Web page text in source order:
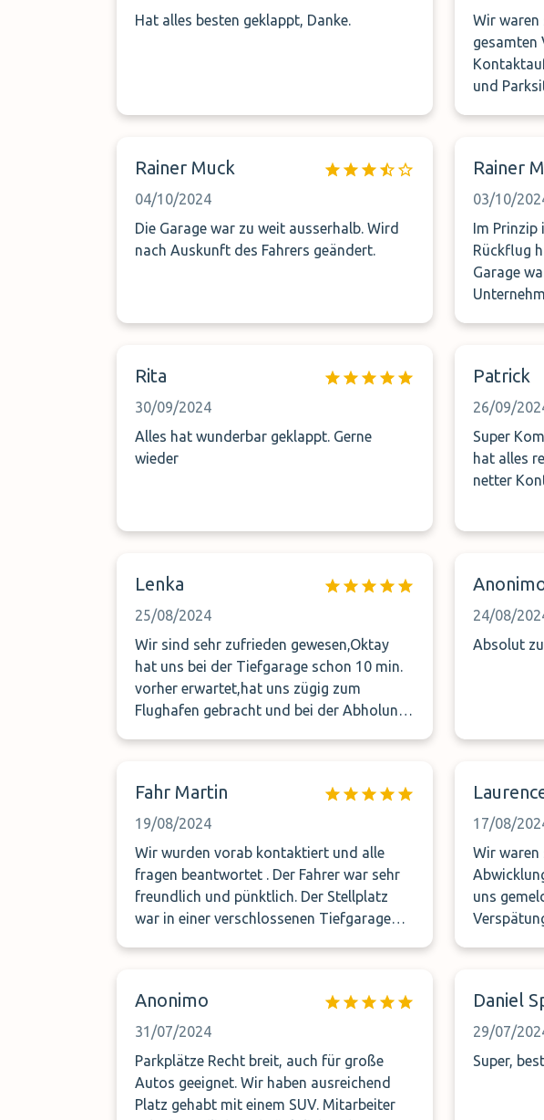
Hat alles besten geklappt, Danke.
Wir waren
gesamten
und
Rainer Muck
04/10/2024
Die Garage war zu weit ausserhalb. Wird
nach Auskunft des Fahrers geändert.
Rainer
03/10/
Im Prinzip
Rückflug
Garage
Rita
30/09/2024
Alles hat wunderbar geklappt. Gerne
wieder
Patrick
26/09/
Super
hat alles
Lenka
25/08/2024
Wir sind sehr zufrieden gewesen,Oktay
hat uns bei der Tiefgarage schon 10 min.
vorher erwartet,hat uns zügig zum
Flughafen gebracht und bei der Abholung
muss.Herzlichen Dank dafür,wir werden
das wieder buchen,wenn wir mal wieder
von Zürich fliegen werden.
24/08/
Absolut
Fahr Martin
19/08/2024
Wir wurden vorab kontaktiert und alle
fragen beantwortet . Der Fahrer war sehr
freundlich und pünktlich. Der Stellplatz
war in einer verschlossenen Tiefgarage
empfehlen !!!!
17/08/
Wir waren
uns
Anonimo
31/07/2024
Parkplätze Recht breit, auch für große
Autos geeignet. Wir haben ausreichend
Platz gehabt mit einem SUV. Mitarbeiter
Daniel
29/07/
Super,